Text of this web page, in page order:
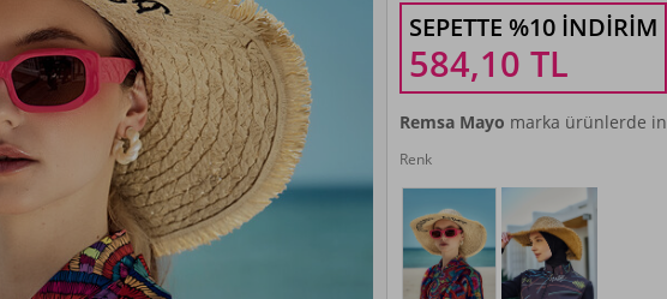
SEPETTE %10 İNDIRIM
584,10 TL
Remsa Mayo marka ürünlerde
Renk